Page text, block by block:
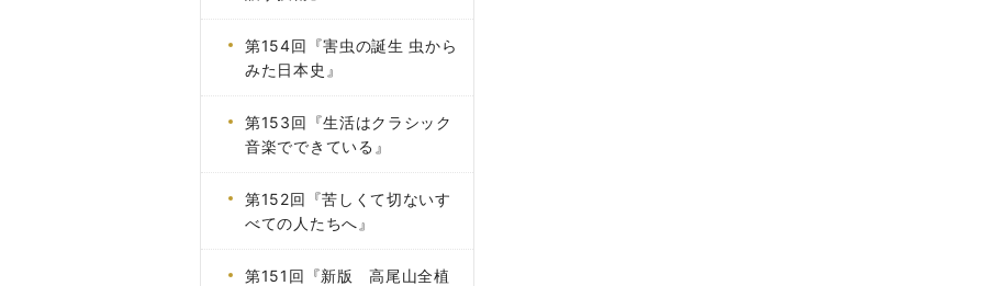
第154回『害虫の誕生 虫から
みた日本史』
第153回『生活はクラシック
音楽でできている』
第152回『苦しくて切ないす
べての人たちへ』
第151回『新版 高尾山全植